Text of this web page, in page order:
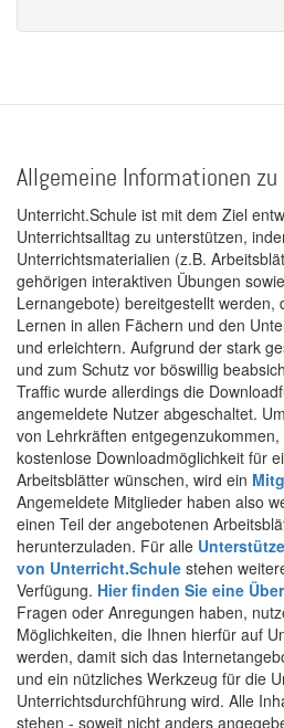
Allgemeine Informationen
Unterricht.Schule ist mit dem Ziel
Unterrichtsalltag zu unterstützen,
Unterrichtsmaterialien (z.B.
gehörigen interaktiven Übungen
Lernangebote) bereitgestellt werden,
Lernen in allen Fächern und den
und erleichtern. Aufgrund der stark
und zum Schutz vor böswillig
Traffic wurde allerdings die
angemeldete Nutzer abgeschaltet.
von Lehrkräften
kostenlose Downloadmöglichkeit für
Arbeitsblätter wünschen, wird ein
Angemeldete Mitglieder haben also
einen Teil der angebotenen
herunterzuladen. Für alle
von Unterricht.Schule stehen
Verfügung. Hier finden Sie eine
Fragen oder Anregungen haben,
Möglichkeiten, die Ihnen hierfür auf
werden, damit sich das
und ein nützliches Werkzeug für die
Unterrichtsdurchführung wird. Alle
stehen - soweit nicht anders